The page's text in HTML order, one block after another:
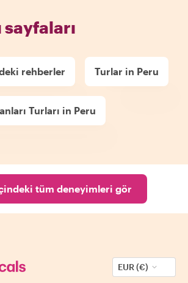
rehberler Turlar in Peru
Turları in Peru
tüm deneyimleri gör
EUR (€)